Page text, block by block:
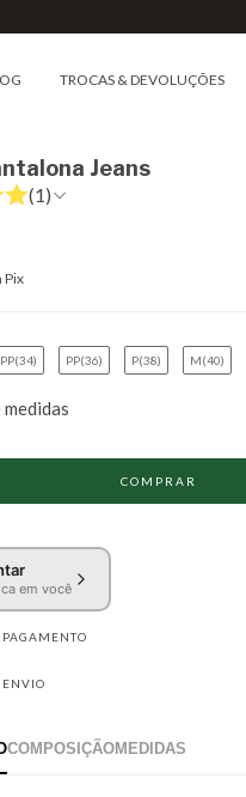
TROCAS & DEVOLUÇÕES
Jeans
(1)
Pix
PP(36) P(38) M(40)
medidas
em você
ENVIO